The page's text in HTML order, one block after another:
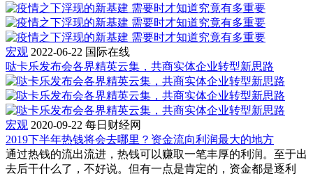
宏观 2022-06-22 国际在线
哒卡乐发布会各界精英云集，共商实体企业转型新思路
宏观 2020-09-22 每日财经网
2019下半年热钱将会去哪里？资金流向利润最大的地方
通过热钱的流出流进，热钱可以赚取一笔丰厚的利润。至于出
去后干什么了，不好说。但有一点是肯定的，资金都是逐利